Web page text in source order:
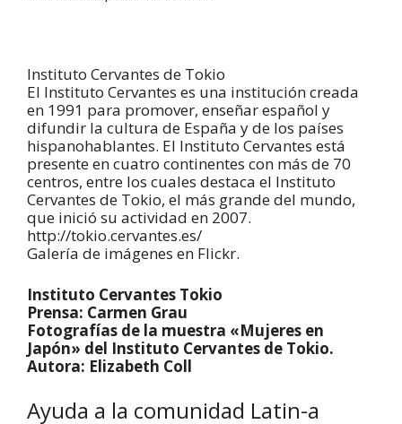
Instituto Cervantes de Tokio
El Instituto Cervantes es una institución creada
en 1991 para promover, enseñar español y
difundir la cultura de España y de los países
hispanohablantes. El Instituto Cervantes está
presente en cuatro continentes con más de 70
centros, entre los cuales destaca el Instituto
Cervantes de Tokio, el más grande del mundo,
que inició su actividad en 2007.
http://tokio.cervantes.es/
Galería de imágenes en Flickr.
Instituto Cervantes Tokio
Prensa: Carmen Grau
Fotografías de la muestra «Mujeres en
Japón» del Instituto Cervantes de Tokio.
Autora: Elizabeth Coll
Ayuda a la comunidad Latin-a